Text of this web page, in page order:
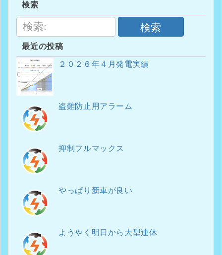
検索
検索
最近の投稿
２０２６年４月発電実績
盗難防止用アラーム
抑制フルマックス
やっぱり新車が良い
ようやく明日から大型連休